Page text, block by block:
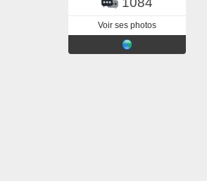
Voir ses photos